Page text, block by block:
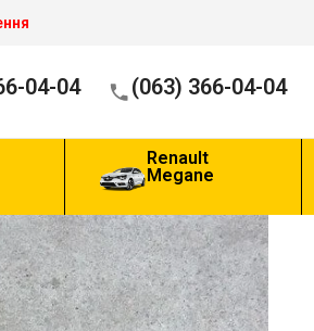
04-04 (063) 366-04-04
Renault
Megane